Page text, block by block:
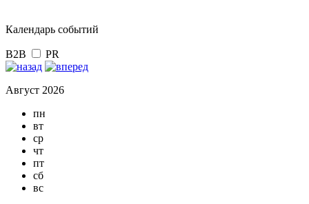
Календарь событий
B2B PR
Август 2026
пн
вт
ср
чт
пт
сб
вс